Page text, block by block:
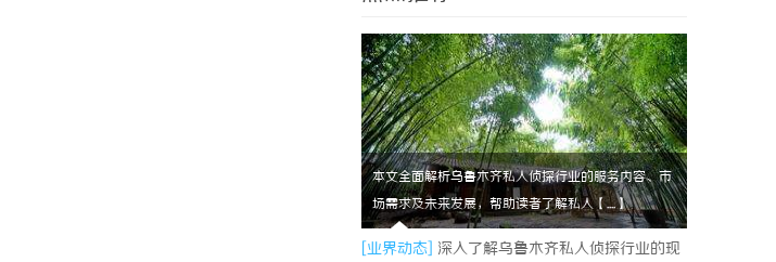
本文全面解析乌鲁木齐私人侦探行业的服务内容、市
场需求及未来发展，帮助读者了解私人【....】
[业界动态] 深入了解乌鲁木齐私人侦探行业的现